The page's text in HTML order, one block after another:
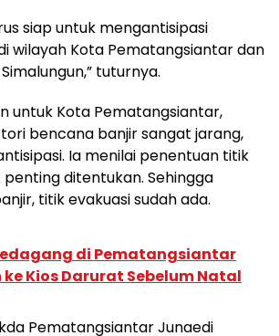
siap untuk mengantisipasi
wilayah Kota Pematangsiantar dan
tuturnya.
untuk Kota Pematangsiantar,
bencana banjir sangat jarang,
Ia menilai penentuan titik
ditentukan. Sehingga
titik evakuasi sudah ada.
di Pematangsiantar
Kios Darurat Sebelum Natal
Pematangsiantar Junaedi